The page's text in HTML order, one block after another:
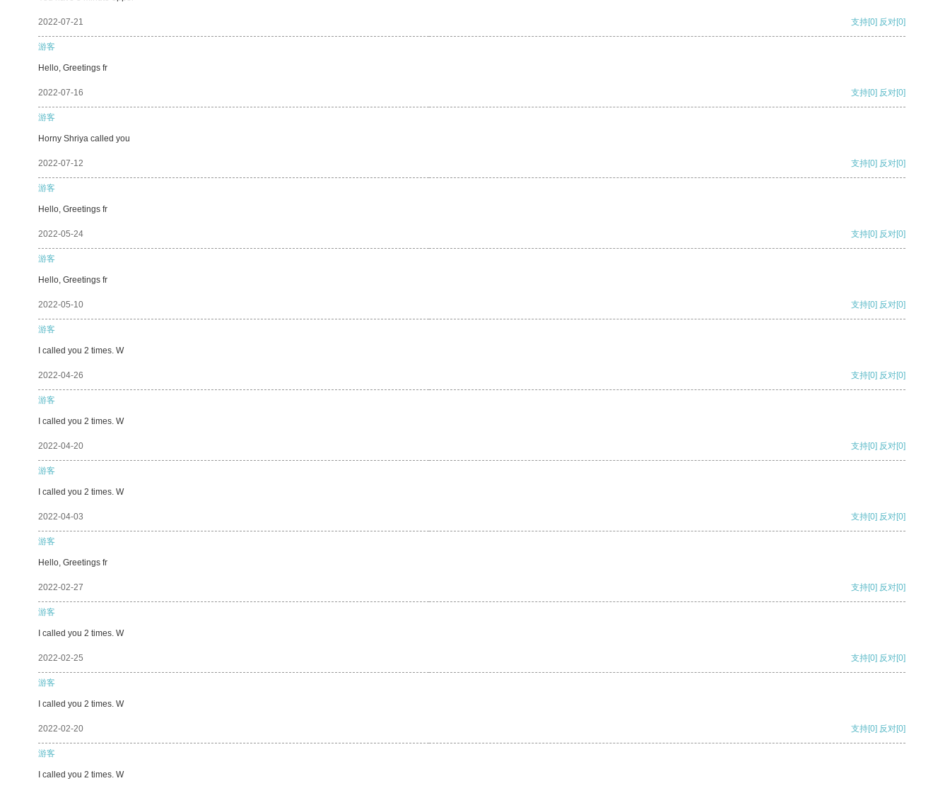
2022-07-21 支持[0] 反对[0]
游客
Hello, Greetings fr
2022-07-16 支持[0] 反对[0]
游客
Horny Shriya called you
2022-07-12 支持[0] 反对[0]
游客
Hello, Greetings fr
2022-05-24 支持[0] 反对[0]
游客
Hello, Greetings fr
2022-05-10 支持[0] 反对[0]
游客
I called you 2 times. W
2022-04-26 支持[0] 反对[0]
游客
I called you 2 times. W
2022-04-20 支持[0] 反对[0]
游客
I called you 2 times. W
2022-04-03 支持[0] 反对[0]
游客
Hello, Greetings fr
2022-02-27 支持[0] 反对[0]
游客
I called you 2 times. W
2022-02-25 支持[0] 反对[0]
游客
I called you 2 times. W
2022-02-20 支持[0] 反对[0]
游客
I called you 2 times. W